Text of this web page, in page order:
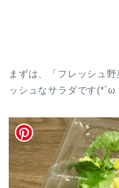
まずは、「フレッシュ
ッシュなサラダです(*´ω